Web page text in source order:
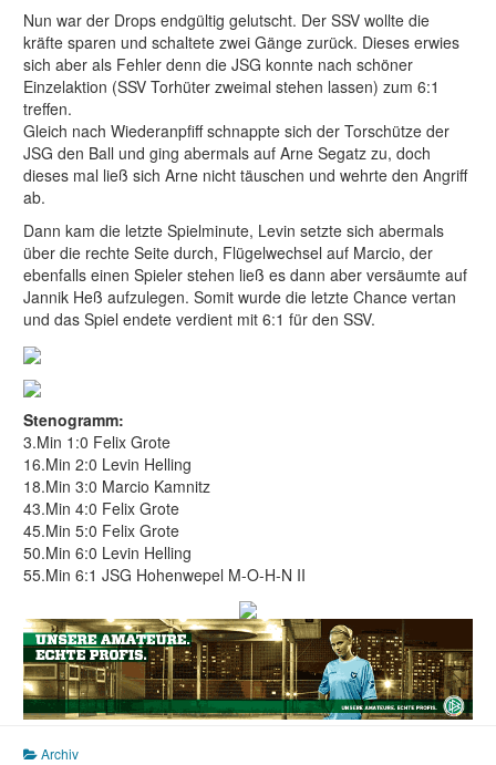
Nun war der Drops endgültig gelutscht. Der SSV wollte die
kräfte sparen und schaltete zwei Gänge zurück. Dieses erwies
sich aber als Fehler denn die JSG konnte nach schöner
Einzelaktion (SSV Torhüter zweimal stehen lassen) zum 6:1
treffen.
Gleich nach Wiederanpfiff schnappte sich der Torschütze der
JSG den Ball und ging abermals auf Arne Segatz zu, doch
dieses mal ließ sich Arne nicht täuschen und wehrte den Angriff
ab.
Dann kam die letzte Spielminute, Levin setzte sich abermals
über die rechte Seite durch, Flügelwechsel auf Marcio, der
ebenfalls einen Spieler stehen ließ es dann aber versäumte auf
Jannik Heß aufzulegen. Somit wurde die letzte Chance vertan
und das Spiel endete verdient mit 6:1 für den SSV.
Stenogramm:
3.Min 1:0 Felix Grote
16.Min 2:0 Levin Helling
18.Min 3:0 Marcio Kamnitz
43.Min 4:0 Felix Grote
45.Min 5:0 Felix Grote
50.Min 6:0 Levin Helling
55.Min 6:1 JSG Hohenwepel M-O-H-N II
Archiv